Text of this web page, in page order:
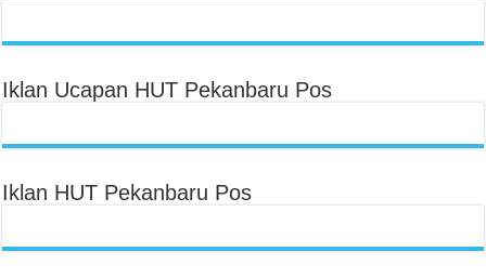
Iklan Ucapan HUT Pekanbaru Pos
Iklan HUT Pekanbaru Pos